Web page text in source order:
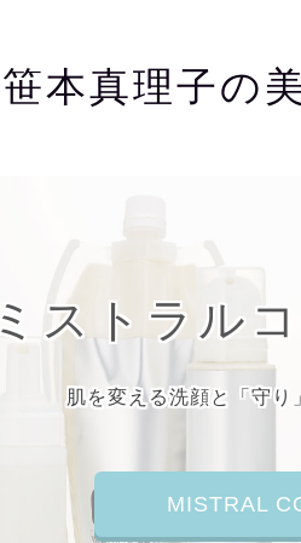
笹本真理子の
ミストラル
肌を変える洗顔と「守り
MISTRAL